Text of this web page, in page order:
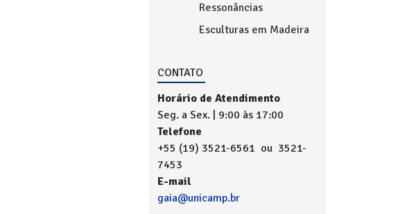
Ressonâncias
Esculturas em Madeira
CONTATO
Horário de Atendimento
Seg. a Sex. | 9:00 às 17:00
Telefone
+55 (19) 3521-6561 ou 3521-
7453
E-mail
gaia@unicamp.br